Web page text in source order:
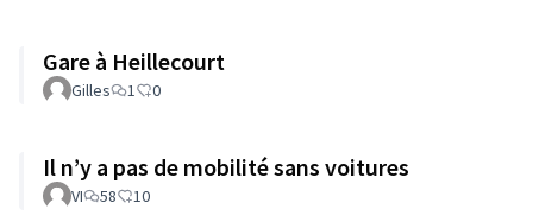
Gare à Heillecourt
Gilles 1 0
Il n’y a pas de mobilité sans voitures
VI 58 10